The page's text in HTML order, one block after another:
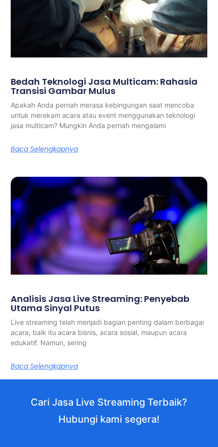
Bedah Teknologi Jasa Multicam: Rahasia
Transisi Gambar Mulus
Apakah Anda pernah merasa kebingungan saat mencoba
untuk merekam acara atau event menggunakan teknologi
jasa multicam? Mungkin Anda pernah mengalami
Baca Selengkapnya
Analisis Jasa Live Streaming: Penyebab
Utama Sinyal Putus
Live streaming telah menjadi bagian penting dalam berbagai
acara, baik itu acara bisnis, acara sosial, maupun acara
edukatif. Namun, sering
Baca Selengkapnya
Cari Jasa Live Streaming Terbaik?
Hubungi kami segera!